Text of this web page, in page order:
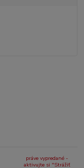
práve vypredané -
aktivujte si "Strážiť